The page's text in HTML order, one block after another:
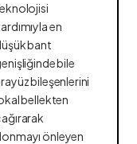
en
bant
bile
bileşenlerini
bellekten
önleyen